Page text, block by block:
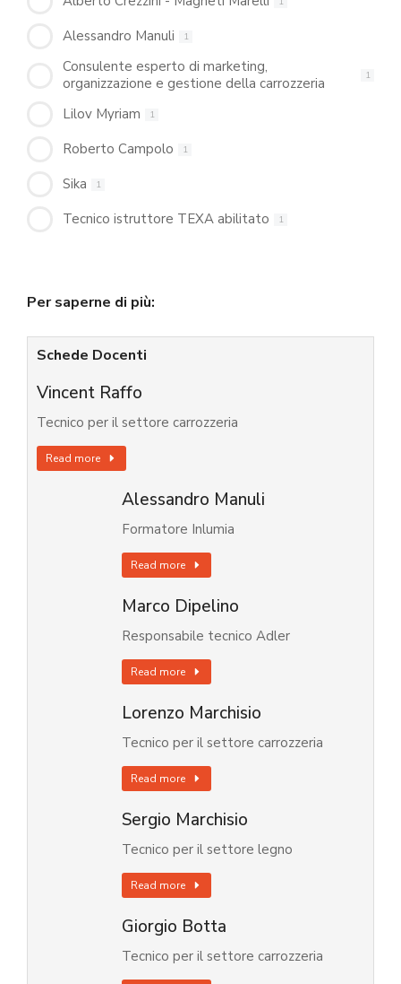
Alessandro Manuli 1
Consulente esperto di marketing,
organizzazione e gestione della carrozzeria
1
Lilov Myriam 1
Roberto Campolo 1
Sika 1
Tecnico istruttore TEXA abilitato 1
Per saperne di più:
Schede Docenti
Vincent Raffo
Tecnico per il settore carrozzeria
Read more
Alessandro Manuli
Formatore Inlumia
Read more
Marco Dipelino
Responsabile tecnico Adler
Read more
Lorenzo Marchisio
Tecnico per il settore carrozzeria
Read more
Sergio Marchisio
Tecnico per il settore legno
Read more
Giorgio Botta
Tecnico per il settore carrozzeria